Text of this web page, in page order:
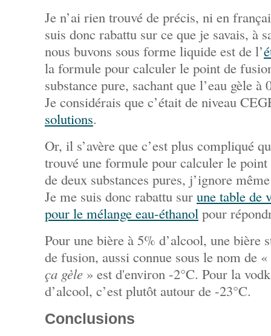
Je n’ai rien trouvé de précis, ni en
suis donc rabattu sur ce que je savais, à
nous buvons sous forme liquide est de l’
la formule pour calculer le point de
substance pure, sachant que l’eau gèle à
Je considérais que c’était de niveau
solutions.
Or, il s’avère que c’est plus compliqué
trouvé une formule pour calculer le
de deux substances pures, j’ignore
Je me suis donc rabattu sur une table de
pour le mélange eau-éthanol pour
Pour une bière à 5% d’alcool, une bière
de fusion, aussi connue sous le nom de «
ça gèle » est d'environ -2°C. Pour la
d’alcool, c’est plutôt autour de -23°C.
Conclusions